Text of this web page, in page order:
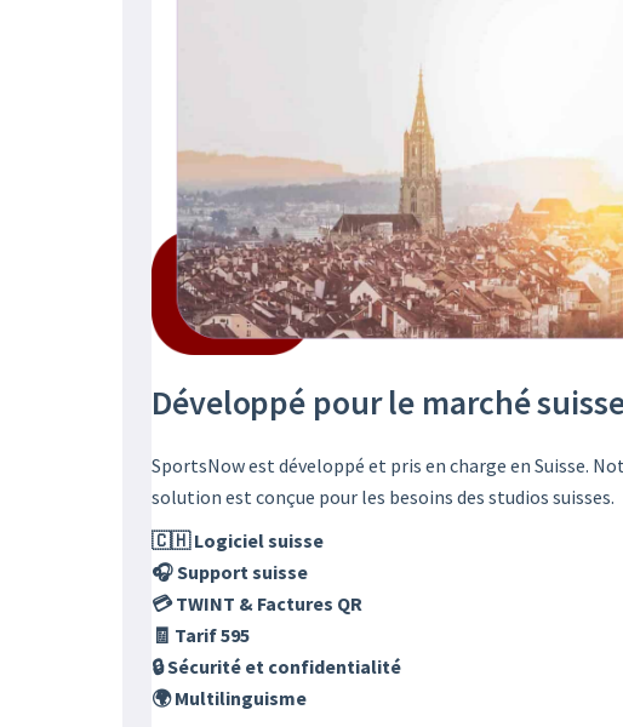
Développé pour le marché
SportsNow est développé et pris en charge en Suisse.
solution est conçue pour les besoins des studios suisses.
🇨🇭 Logiciel suisse
🎧 Support suisse
💳 TWINT & Factures QR
🧾 Tarif 595
🔒 Sécurité et confidentialité
🌍 Multilinguisme